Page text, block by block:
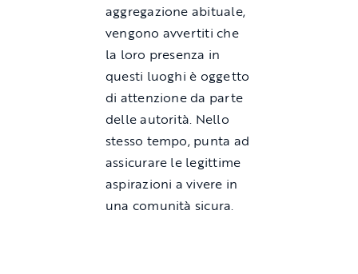
aggregazione abituale,
vengono avvertiti che
la loro presenza in
questi luoghi è oggetto
di attenzione da parte
delle autorità. Nello
stesso tempo, punta ad
assicurare le legittime
aspirazioni a vivere in
una comunità sicura.